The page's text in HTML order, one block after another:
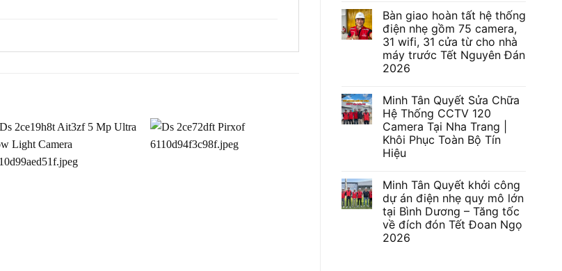
𝐋𝐄̂̃
𝟑𝟎/𝟎𝟒
–
𝟎𝟏/𝟎𝟓
𝐌𝐈𝐍𝐇
𝐓𝐀̂𝐍
𝐐𝐔𝐘𝐄̂́𝐓
bình
luận
ở
🔥
𝐓𝐔𝐘𝐄̂̉𝐍
𝐃𝐔̣𝐍𝐆
𝐍𝐇𝐀̂𝐍
–
𝐂𝐎̂𝐍𝐆
𝐓𝐘
𝐓𝐍𝐇𝐇
𝐌𝐈𝐍𝐇
𝐓𝐀̂𝐍
𝐐𝐔𝐘𝐄̂́𝐓
Bàn giao hoàn tất hệ thống
điện nhẹ gồm 75 camera,
31 wifi, 31 cửa từ cho nhà
máy trước Tết Nguyên Đán
2026
bình
luận
ở
Bàn
giao
hoàn
tất
điện
nhẹ
gồm
75
camera,
31
wifi,
31
Minh Tân Quyết Sửa Chữa
Hệ Thống CCTV 120
Camera Tại Nha Trang |
Khôi Phục Toàn Bộ Tín
Hiệu
bình
luận
ở
Minh
Tân
Quyết
Sửa
Minh Tân Quyết khởi công
dự án điện nhẹ quy mô lớn
tại Bình Dương – Tăng tốc
về đích đón Tết Đoan Ngọ
2026